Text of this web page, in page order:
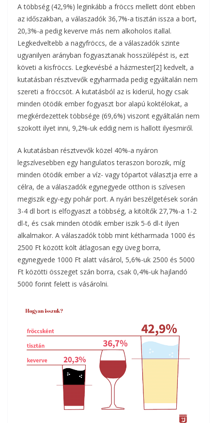
A többség (42,9%) leginkább a fröccs mellett dönt ebben
az időszakban, a válaszadók 36,7%-a tisztán issza a bort,
20,3%-a pedig keverve más nem alkoholos itallal.
Legkedveltebb a nagyfröccs, de a válaszadók szinte
ugyanilyen arányban fogyasztanak hosszúlépést is, ezt
követi a kisfröccs. Legkevésbé a házmester[2] kedvelt, a
kutatásban résztvevők egyharmada pedig egyáltalán nem
szereti a fröccsöt. A kutatásból az is kiderül, hogy csak
minden ötödik ember fogyaszt bor alapú koktélokat, a
megkérdezettek többsége (69,6%) viszont egyáltalán nem
szokott ilyet inni, 9,2%-uk eddig nem is hallott ilyesmiről.
A kutatásban résztvevők közel 40%-a nyáron
legszívesebben egy hangulatos teraszon borozik, míg
minden ötödik ember a víz- vagy tópartot választja erre a
célra, de a válaszadók egynegyede otthon is szívesen
megiszik egy-egy pohár port. A nyári beszélgetések során
3-4 dl bort is elfogyaszt a többség, a kitöltők 27,7%-a 1-2
dl-t, és csak minden ötödik ember iszik 5-6 dl-t ilyen
alkalmakor. A válaszadók több mint kétharmada 1000 és
2500 Ft között költ átlagosan egy üveg borra,
egynegyede 1000 Ft alatt vásárol, 5,6%-uk 2500 és 5000
Ft közötti összeget szán borra, csak 0,4%-uk hajlandó
5000 forint felett is vásárolni.